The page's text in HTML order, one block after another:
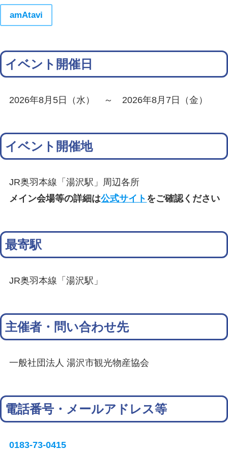
amAtavi
イベント開催日
2026年8月5日（水） ～ 2026年8月7日（金）
イベント開催地
JR奥羽本線「湯沢駅」周辺各所
メイン会場等の詳細は公式サイト をご確認ください
最寄駅
JR奥羽本線「湯沢駅」
主催者・問い合わせ先
一般社団法人 湯沢市観光物産協会
電話番号・メールアドレス等
0183-73-0415